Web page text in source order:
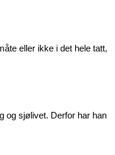
eller ikke i det hele tatt,
og sjølivet. Derfor har han